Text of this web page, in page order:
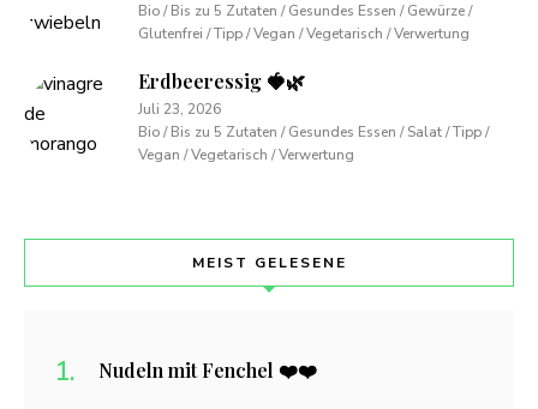
Bio / Bis zu 5 Zutaten / Gesundes Essen / Gewürze /
Glutenfrei / Tipp / Vegan / Vegetarisch / Verwertung
Erdbeeressig 🍓🌿
Juli 23, 2026
Bio / Bis zu 5 Zutaten / Gesundes Essen / Salat / Tipp /
Vegan / Vegetarisch / Verwertung
MEIST GELESENE
Nudeln mit Fenchel ❤️❤️